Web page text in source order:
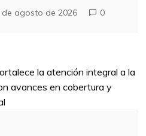
de agosto de 2026 0